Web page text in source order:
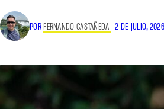
POR FERNANDO CASTAÑEDA –2 DE JULIO, 2026